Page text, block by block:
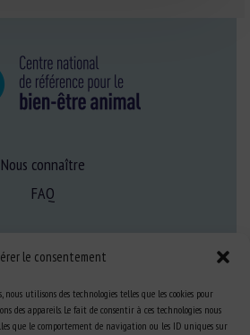
le consentement
utilisons des technologies telles que les cookies pour
des appareils. Le fait de consentir à ces technologies nous
que le comportement de navigation ou les ID uniques sur
Nous connaître
FAQ
Expertise
former au BEA